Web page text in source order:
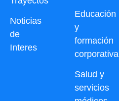
Noticias
de
Interes
Educación
y
formación
corporativa
Salud y
servicios